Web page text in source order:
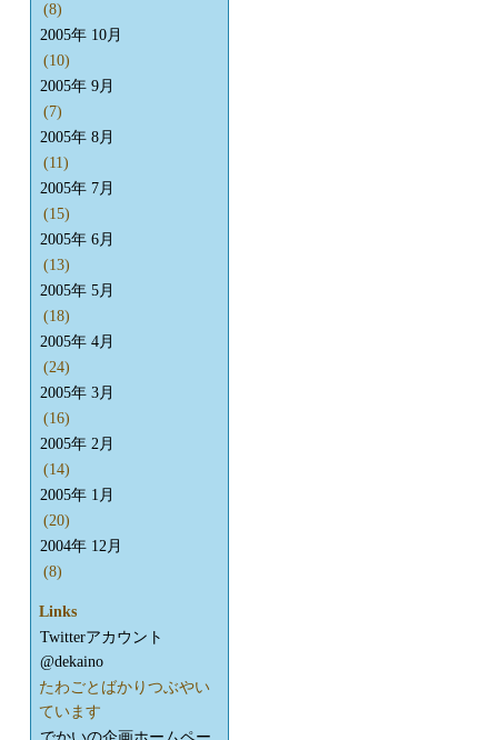
(8)
2005年 10月
(10)
2005年 9月
(7)
2005年 8月
(11)
2005年 7月
(15)
2005年 6月
(13)
2005年 5月
(18)
2005年 4月
(24)
2005年 3月
(16)
2005年 2月
(14)
2005年 1月
(20)
2004年 12月
(8)
Links
Twitterアカウント
@dekaino
たわごとばかりつぶやい
ています